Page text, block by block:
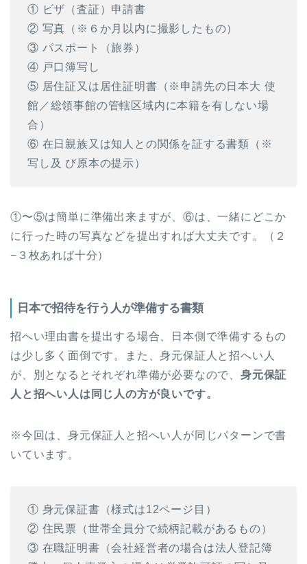
① ビザ（査証）申請書
② 写真（※６か月以内に撮影したもの）
③ パスポート（旅券）
④ 戸口簿写し
⑤ 居住証又は居住証明書（※申請先の日本大 使
館／総領事館の管轄区域内に本籍を有しない場
合）
⑥ 在日親族又は知人との関係を証する書類（※
写し及 び原本の提示）
①〜⑤は簡単に準備出来ますが、⑥は、一緒にどこか
に行った時の写真などを提出すれば大丈夫です。（２
−３枚あれば十分）
日本で招待を行う人が準備する書類
招へい理由書を提出する場合、日本側で準備するもの
は少し多く面倒です。また、身元保証人と招へい人
が、別となるとそれぞれ準備が必要なので、 身元保証
人と招へい人は同じ人の方が良いです。
※今回は、身元保証人と招へい人が同じパターンで書
いています。
① 身元保証書（様式は12ページ目）
② 住民票（世帯全員分で続柄記載があるもの）
③ 在職証明書（会社経営者の場合は法人登記簿